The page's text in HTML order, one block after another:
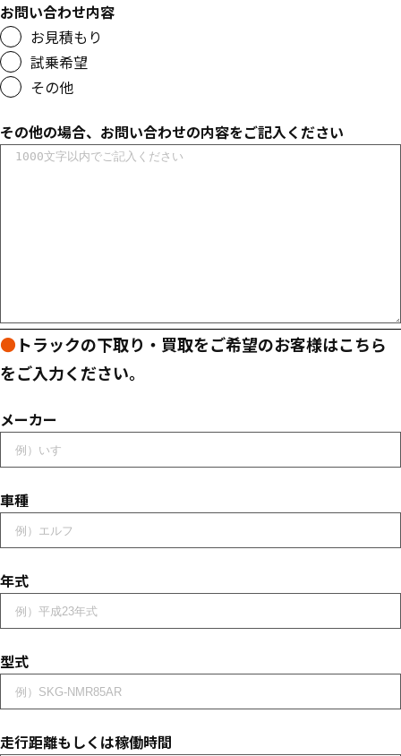
お問い合わせ内容
お見積もり
試乗希望
その他
その他の場合、お問い合わせの内容をご記入ください
● トラックの下取り・買取をご希望のお客様はこちら
をご入力ください。
メーカー
車種
年式
型式
走行距離もしくは稼働時間